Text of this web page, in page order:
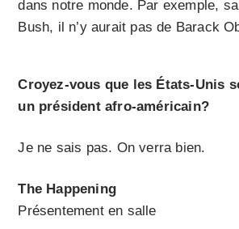
dans notre monde. Par exemple,
Bush, il n’y aurait pas de Barack
Croyez-vous que les États-Unis
un président afro-américain?
Je ne sais pas. On verra bien.
The Happening
Présentement en salle